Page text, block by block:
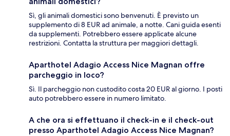
Sì, gli animali domestici sono benvenuti. È previsto un
supplemento di 8 EUR ad animale, a notte. Cani guida esenti
da supplementi. Potrebbero essere applicate alcune
restrizioni. Contatta la struttura per maggiori dettagli.
Aparthotel Adagio Access Nice Magnan offre
parcheggio in loco?
Sì. Il parcheggio non custodito costa 20 EUR al giorno. I posti
auto potrebbero essere in numero limitato.
A che ora si effettuano il check-in e il check-out
presso Aparthotel Adagio Access Nice Magnan?